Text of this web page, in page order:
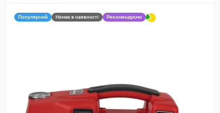
Популярний Немає в наявності Рекомендуємо